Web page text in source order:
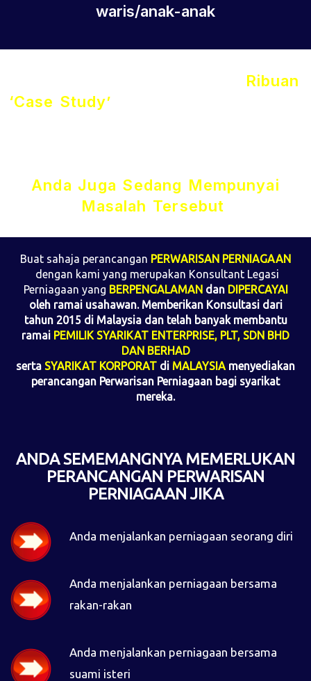
waris/anak-anak
Ribuan
‘Case Study’
Anda Juga Sedang Mempunyai
Masalah Tersebut
Buat sahaja perancangan PERWARISAN PERNIAGAAN
dengan kami yang merupakan Konsultant Legasi
Perniagaan yang BERPENGALAMANdan DIPERCAYAI
oleh ramai usahawan. Memberikan Konsultasi dari
tahun 2015 di Malaysia dan telah banyak membantu
ramai PEMILIK SYARIKAT ENTERPRISE, PLT, SDN BHD
DAN BERHAD
serta SYARIKAT KORPORAT di MALAYSIA menyediakan
perancangan Perwarisan Perniagaan bagi syarikat
mereka.
ANDA SEMEMANGNYA MEMERLUKAN
PERANCANGAN PERWARISAN
PERNIAGAAN JIKA
Anda menjalankan perniagaan seorang diri
Anda menjalankan perniagaan bersama
rakan-rakan
Anda menjalankan perniagaan bersama
suami isteri